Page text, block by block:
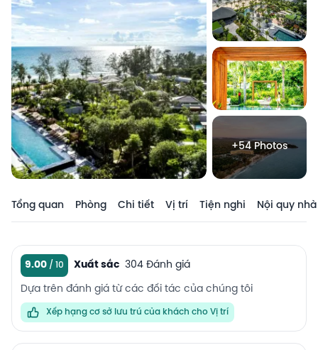
+54 Photos
Tổng quan Phòng Chi tiết Vị trí Tiện nghi Nội quy nhà
9.00 Xuất sắc 304 Đánh giá
Dựa trên đánh giá từ các đối tác của chúng tôi
Xếp hạng cơ sở lưu trú của khách cho Vị trí